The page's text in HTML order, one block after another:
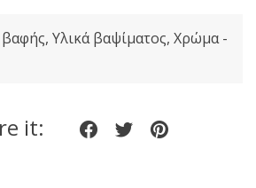
, Υλικά βαψίματος, Χρώμα -
it:
ShareShare